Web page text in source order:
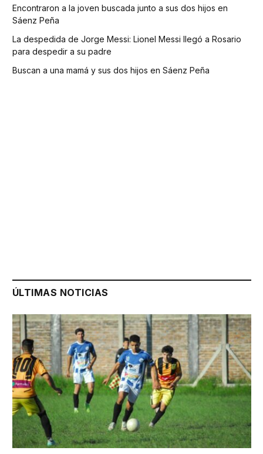
Encontraron a la joven buscada junto a sus dos hijos en
Sáenz Peña
La despedida de Jorge Messi: Lionel Messi llegó a Rosario
para despedir a su padre
Buscan a una mamá y sus dos hijos en Sáenz Peña
ÚLTIMAS NOTICIAS